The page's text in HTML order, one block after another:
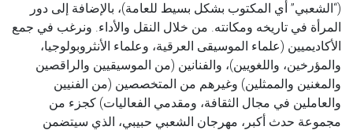
(“الشعبي” أي المكتوب بشكل بسيط للعامة)، بالإضافة إلى دور
المرأة في تاريخه ومكانته. من خلال النقل والأداء. ونرغب في جمع
الأكاديميين (علماء الموسيقى العرقية، وعلماء الأنثروبولوجيا،
والمؤرخين، واللغويين)، والفنانين (من الموسيقيين والراقصين
والمغنين والممثلين) وغيرهم من المتخصصين (من الفنيين
والعاملين في مجال الثقافة، ومقدمي الفعاليات) كجزء من
مجموعة حدث أكبر، مهرجان الشعبي حبيبي، الذي سيتضمن